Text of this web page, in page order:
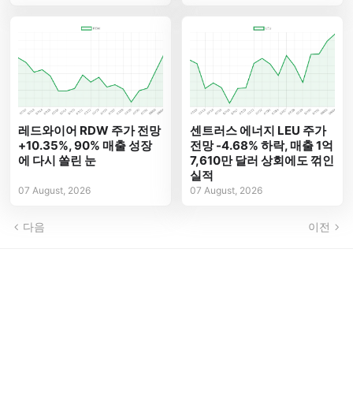
레드와이어 RDW 주가 전망
+10.35%, 90% 매출 성장
에 다시 쏠린 눈
07 August, 2026
센트러스 에너지 LEU 주가
전망 -4.68% 하락, 매출 1억
7,610만 달러 상회에도 꺾인
실적
07 August, 2026
다음 이전